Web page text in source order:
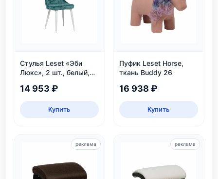
Стулья Leset «Эби
Люкс», 2 шт., белый,
14 953 ₽
Купить
Пуфик Leset Horse,
ткань Buddy 26
16 938 ₽
Купить
реклама реклама